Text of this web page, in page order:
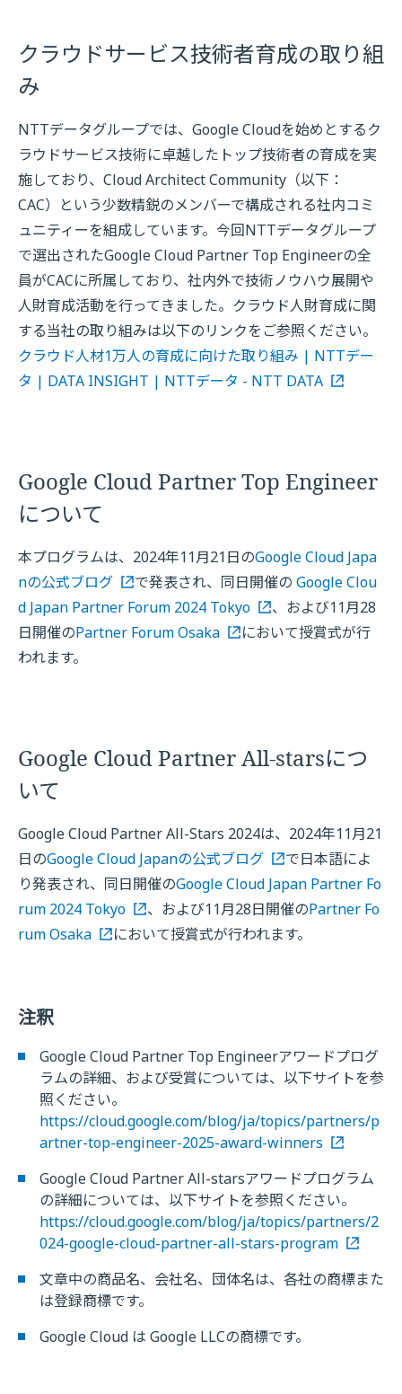
クラウドサービス技術者育成の取り組
み
NTTデータグループでは、Google Cloudを始めとするク
ラウドサービス技術に卓越したトップ技術者の育成を実
施しており、Cloud Architect Community（以下：
CAC）という少数精鋭のメンバーで構成される社内コミ
ュニティーを組成しています。今回NTTデータグループ
で選出されたGoogle Cloud Partner Top Engineerの全
員がCACに所属しており、社内外で技術ノウハウ展開や
人財育成活動を行ってきました。クラウド人財育成に関
する当社の取り組みは以下のリンクをご参照ください。
クラウド人材1万人の育成に向けた取り組み | NTTデー
タ | DATA INSIGHT | NTTデータ - NTT DATA
Google Cloud Partner Top Engineer
について
本プログラムは、2024年11月21日のGoogle Cloud Japa
nの公式ブログ
で発表され、同日開催の Google Clou
d Japan Partner Forum 2024 Tokyo
、および11月28
日開催のPartner Forum Osaka
において授賞式が行
われます。
Google Cloud Partner All-starsにつ
いて
Google Cloud Partner All-Stars 2024は、2024年11月21
日のGoogle Cloud Japanの公式ブログ
で日本語によ
り発表され、同日開催のGoogle Cloud Japan Partner Fo
rum 2024 Tokyo
、および11月28日開催のPartner Fo
rum Osaka
において授賞式が行われます。
注釈
Google Cloud Partner Top Engineerアワードプログ
ラムの詳細、および受賞については、以下サイトを参
照ください。
https://cloud.google.com/blog/ja/topics/partners/p
artner-top-engineer-2025-award-winners
Google Cloud Partner All-starsアワードプログラム
の詳細については、以下サイトを参照ください。
https://cloud.google.com/blog/ja/topics/partners/2
024-google-cloud-partner-all-stars-program
文章中の商品名、会社名、団体名は、各社の商標また
は登録商標です。
Google Cloud は Google LLCの商標です。